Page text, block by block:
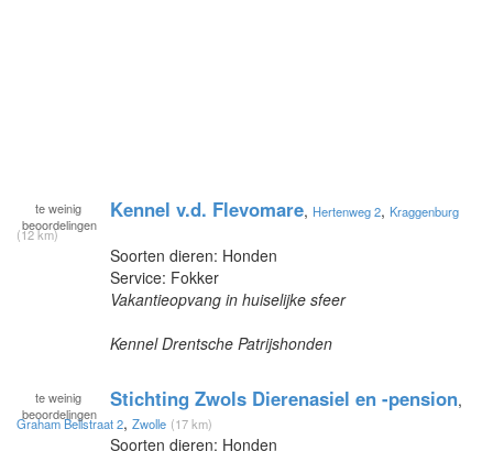
te weinig
beoordelingen
Kennel v.d. Flevomare, Hertenweg 2, Kraggenburg
(12 km)
Soorten dieren: Honden
Service: Fokker
Vakantieopvang in huiselijke sfeer
Kennel Drentsche Patrijshonden
te weinig
beoordelingen
Stichting Zwols Dierenasiel en -pension,
Graham Bellstraat 2, Zwolle (17 km)
Soorten dieren: Honden